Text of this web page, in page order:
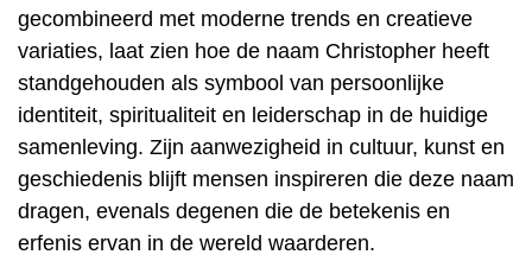
gecombineerd met moderne trends en creatieve
variaties, laat zien hoe de naam Christopher heeft
standgehouden als symbool van persoonlijke
identiteit, spiritualiteit en leiderschap in de huidige
samenleving. Zijn aanwezigheid in cultuur, kunst en
geschiedenis blijft mensen inspireren die deze naam
dragen, evenals degenen die de betekenis en
erfenis ervan in de wereld waarderen.